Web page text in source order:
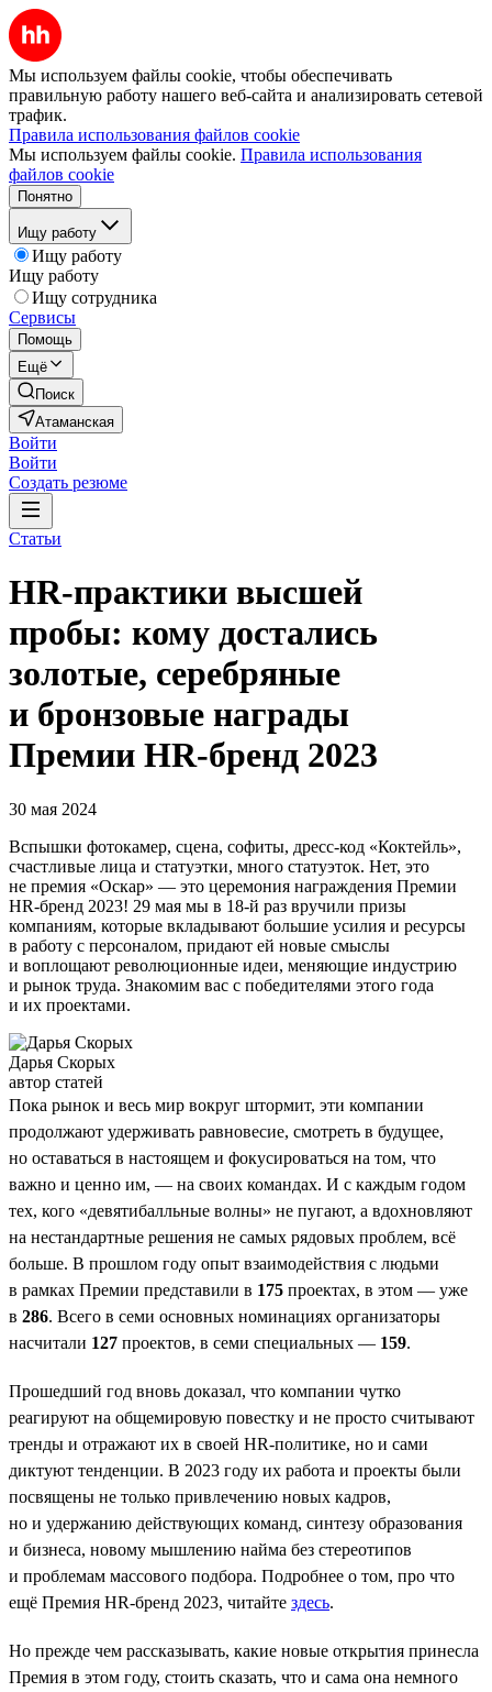
Мы используем файлы cookie, чтобы обеспечивать
правильную работу нашего веб-сайта и анализировать сетевой
трафик.
Правила использования файлов cookie
Мы используем файлы cookie. Правила использования
файлов cookie
Понятно
Ищу работу
Ищу работу
Ищу работу
Ищу сотрудника
Сервисы
Помощь
Ещё
Поиск
Атаманская
Войти
Войти
Создать резюме
Статьи
HR-практики высшей
пробы: кому достались
золотые, серебряные
и бронзовые награды
Премии HR-бренд 2023
30 мая 2024
Вспышки фотокамер, сцена, софиты, дресс-код «Коктейль»,
счастливые лица и статуэтки, много статуэток. Нет, это
не премия «Оскар» — это церемония награждения Премии
HR-бренд 2023! 29 мая мы в 18-й раз вручили призы
компаниям, которые вкладывают большие усилия и ресурсы
в работу с персоналом, придают ей новые смыслы
и воплощают революционные идеи, меняющие индустрию
и рынок труда. Знакомим вас с победителями этого года
и их проектами.
Дарья Скорых
автор статей
Пока рынок и весь мир вокруг штормит, эти компании
продолжают удерживать равновесие, смотреть в будущее,
но оставаться в настоящем и фокусироваться на том, что
важно и ценно им, — на своих командах. И с каждым годом
тех, кого «девятибалльные волны» не пугают, а вдохновляют
на нестандартные решения не самых рядовых проблем, всё
больше. В прошлом году опыт взаимодействия с людьми
в рамках Премии представили в 175 проектах, в этом — уже
в 286. Всего в семи основных номинациях организаторы
насчитали 127 проектов, в семи специальных — 159.
Прошедший год вновь доказал, что компании чутко
реагируют на общемировую повестку и не просто считывают
тренды и отражают их в своей HR-политике, но и сами
диктуют тенденции. В 2023 году их работа и проекты были
посвящены не только привлечению новых кадров,
но и удержанию действующих команд, синтезу образования
и бизнеса, новому мышлению найма без стереотипов
и проблемам массового подбора. Подробнее о том, про что
ещё Премия HR-бренд 2023, читайте здесь.
Но прежде чем рассказывать, какие новые открытия принесла
Премия в этом году, стоить сказать, что и сама она немного